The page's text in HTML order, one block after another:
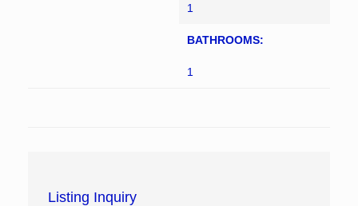
1
BATHROOMS:
1
Listing Inquiry